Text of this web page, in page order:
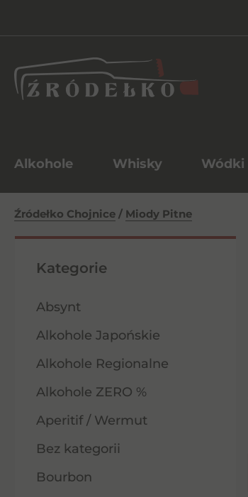
Alkohole Whisky Wódki
Źródełko Chojnice / Miody Pitne
Kategorie
Absynt
Alkohole Japońskie
Alkohole Regionalne
Alkohole ZERO %
Aperitif / Wermut
Bez kategorii
Bourbon